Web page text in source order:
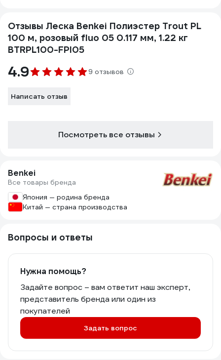
Отзывы Леска Benkei Полиэстер Trout PL
100 м, розовый fluo 05 0.117 мм, 1.22 кг
BTRPL100-FPI05
4.9 9 отзывов
Написать отзыв
Посмотреть все отзывы
Benkei
Все товары бренда
Япония — родина бренда
Китай — страна производства
Вопросы и ответы
Нужна помощь?
Задайте вопрос – вам ответит наш эксперт,
представитель бренда или один из
покупателей
Задать вопрос